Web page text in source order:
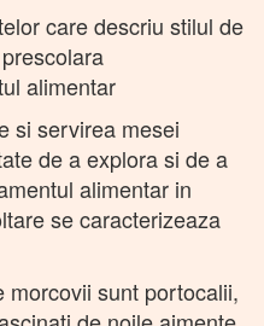
care descriu stilul de
alimentar
si servirea mesei
de a explora si de a
alimentar in
se caracterizeaza
morcovii sunt portocalii,